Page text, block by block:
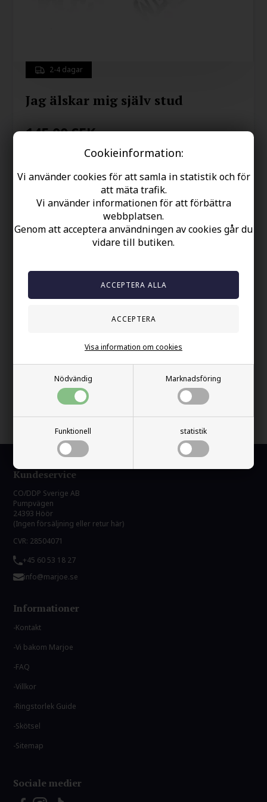
Cookieinformation:
Vi använder cookies för att samla in statistik och för
att mäta trafik.
Vi använder informationen för att förbättra
webbplatsen.
Genom att acceptera användningen av cookies går du
vidare till butiken.
Nödvändig Marknadsföring
Funktionell statistik
Visa information om cookies
2-4 dagar
Jag älskar mig själv stud
145.00SEK
Spara
Typ:
Örhänge
Bredd:
10 mm
På lager:
Din säkerhet
Gratis frakt over kr. 449 SEK
Snabb leverans
60 dager byta och returret
Kundeservice
CO/DDP Sverige AB
Pumpvägen
24393 Höör
(Ingen försäljning eller retur här)
CVR: 28504071
+45 60 53 18 27
info@marjoe.se
Informationer
Kontakt
Vi bakom Marjoe
FAQ
Villkor
Ringstorlek Guide
Skötsel
Sitemap
Sociale medier